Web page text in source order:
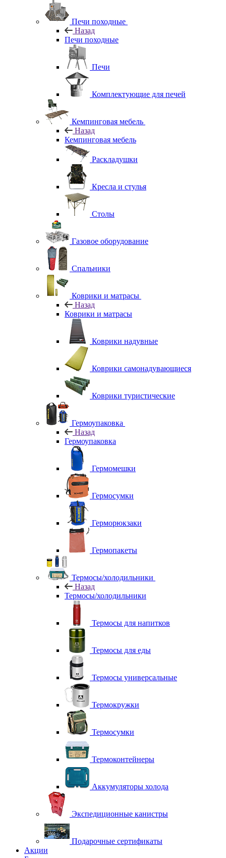
Печи походные
Назад
Печи походные
Печи
Комплектующие для печей
Кемпинговая мебель
Назад
Кемпинговая мебель
Раскладушки
Кресла и стулья
Столы
Газовое оборудование
Спальники
Коврики и матрасы
Назад
Коврики и матрасы
Коврики надувные
Коврики самонадувающиеся
Коврики туристические
Гермоупаковка
Назад
Гермоупаковка
Гермомешки
Гермосумки
Герморюкзаки
Гермопакеты
Термосы/холодильники
Назад
Термосы/холодильники
Термосы для напитков
Термосы для еды
Термосы универсальные
Термокружки
Термосумки
Термоконтейнеры
Аккумуляторы холода
Экспедиционные канистры
Подарочные сертификаты
Акции